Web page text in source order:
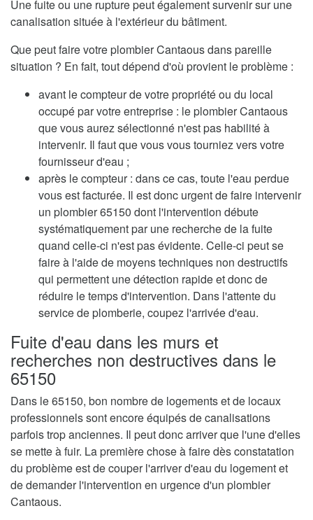
Une fuite ou une rupture peut également survenir sur une
canalisation située à l'extérieur du bâtiment.
Que peut faire votre plombier Cantaous dans pareille
situation ? En fait, tout dépend d'où provient le problème :
avant le compteur de votre propriété ou du local
occupé par votre entreprise : le plombier Cantaous
que vous aurez sélectionné n'est pas habilité à
intervenir. Il faut que vous vous tourniez vers votre
fournisseur d'eau ;
après le compteur : dans ce cas, toute l'eau perdue
vous est facturée. Il est donc urgent de faire intervenir
un plombier 65150 dont l'intervention débute
systématiquement par une recherche de la fuite
quand celle-ci n'est pas évidente. Celle-ci peut se
faire à l'aide de moyens techniques non destructifs
qui permettent une détection rapide et donc de
réduire le temps d'intervention. Dans l'attente du
service de plomberie, coupez l'arrivée d'eau.
Fuite d'eau dans les murs et
recherches non destructives dans le
65150
Dans le 65150, bon nombre de logements et de locaux
professionnels sont encore équipés de canalisations
parfois trop anciennes. Il peut donc arriver que l'une d'elles
se mette à fuir. La première chose à faire dès constatation
du problème est de couper l'arriver d'eau du logement et
de demander l'intervention en urgence d'un plombier
Cantaous.